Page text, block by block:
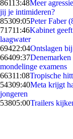
86113:48Meer
jij je intimideren?
85309:05Peter Faber
71711:46Kabinet
laagwater
69422:04Ontslagen
66409:37
mondelinge examens
66311:08Tropische
54309:40Meta krijgt
jongeren
53805:00Trailers